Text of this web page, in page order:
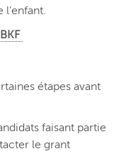
l’enfant.
étapes avant
faisant partie
le grant